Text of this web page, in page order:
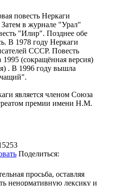
повесть Неркаги
в журнале "Урал"
"Илир". Позднее обе
В 1978 году Неркаги
СССР. Повесть
(сокращённая версия)
. В 1996 году вышла
является членом Союза
премии имени Н.М.
Поделиться:
просьба, оставляя
ненормативную лексику и